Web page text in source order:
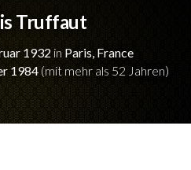
Truffaut
1932 in Paris, France
1984 (mit mehr als 52 Jahren)